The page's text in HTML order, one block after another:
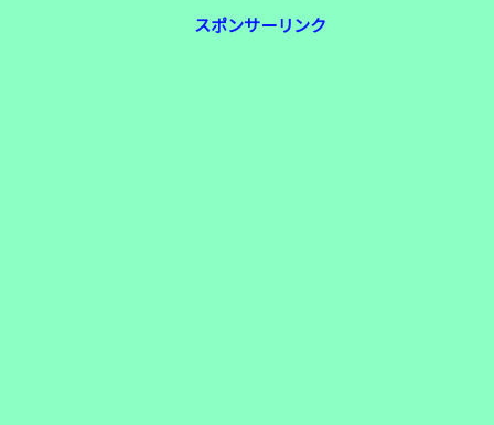
スポンサーリンク